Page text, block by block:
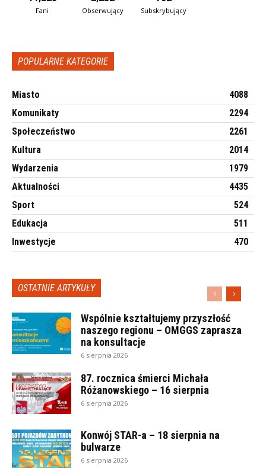
Fani Obserwujący Subskrybujący
POPULARNE KATEGORIE
Miasto
4088
Komunikaty
2294
Społeczeństwo
2261
Kultura
2014
Wydarzenia
1979
Aktualności
4435
Sport
524
Edukacja
511
Inwestycje
470
OSTATNIE ARTYKUŁY
Wspólnie kształtujemy przyszłość
naszego regionu – OMGGS zaprasza
na konsultacje
6 sierpnia 2026
87. rocznica śmierci Michała
Różanowskiego – 16 sierpnia
6 sierpnia 2026
Konwój STAR-a – 18 sierpnia na
bulwarze
6 sierpnia 2026